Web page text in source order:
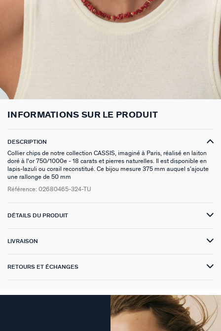
BOUCLES D'OREILLES À L'UNITÉ
BOUCLES D'OREILLES CLIPS
SET DE 3
BOUCLES D'OREILLES ARGENTÉES
SAUTOIRS
PENDENTIFS
COLLIERS DORÉS
COLLIERS ARGENTÉS
MANCHETTES
BRACELETS À COMPOSER
MONTRES
CHAÎNES DE CHEVILLE
BAGUES ARGENTÉES
CHEVALIÈRES
ZODIAQUE
PAMPILLES CRÉOLES
BOUCLES D'OREILLES COMPATIBLES
BRACELETS COMPATIBLES
SET DE 3
PIERCINGS DORÉS
PIERCINGS ARGENTÉS
NOS LOOKS
FOULARDS
CEINTURES
PORTE CLÉS
ARGENT SIGNATURE
MADELEINE
TALISMANS
SACRE COEUR
SAINT HONORÉ
PALAIS ROYAL
SUR LA PEAU
MY AGATHA CLUB
NOUS REJOINDRE
NOUS CONTACTER
INFORMATIONS SUR LE PRODUIT
DESCRIPTION
Collier chips de notre collection CASSIS, imaginé à Paris, réalisé en laiton
doré à l'or 750/1000e - 18 carats et pierres naturelles. Il est disponible en
lapis-lazuli ou corail reconstitué. Ce bijou mesure 375 mm auquel s’ajoute
une rallonge de 50 mm
Référence: 02680465-324-TU
DÉTAILS DU PRODUIT
LIVRAISON
RETOURS ET ÉCHANGES